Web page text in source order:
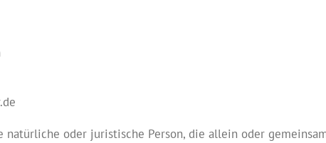
oder juristische Person, die allein oder